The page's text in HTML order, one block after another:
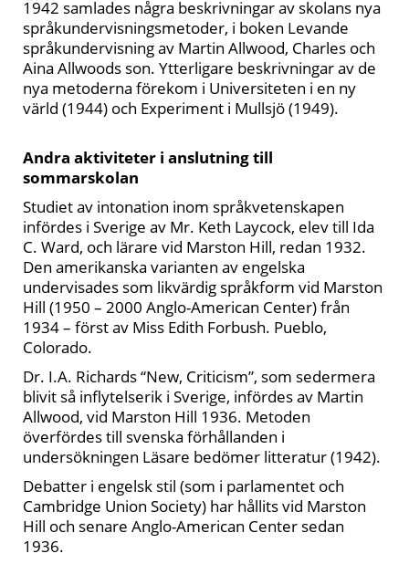
1942 samlades några beskrivningar av skolans nya
språkundervisningsmetoder, i boken Levande
språkundervisning av Martin Allwood, Charles och
Aina Allwoods son. Ytterligare beskrivningar av de
nya metoderna förekom i Universiteten i en ny
värld (1944) och Experiment i Mullsjö (1949).
Andra aktiviteter i anslutning till
sommarskolan
Studiet av intonation inom språkvetenskapen
infördes i Sverige av Mr. Keth Laycock, elev till Ida
C. Ward, och lärare vid Marston Hill, redan 1932.
Den amerikanska varianten av engelska
undervisades som likvärdig språkform vid Marston
Hill (1950 – 2000 Anglo-American Center) från
1934 – först av Miss Edith Forbush. Pueblo,
Colorado.
Dr. I.A. Richards “New, Criticism”, som sedermera
blivit så inflytelserik i Sverige, infördes av Martin
Allwood, vid Marston Hill 1936. Metoden
överfördes till svenska förhållanden i
undersökningen Läsare bedömer litteratur (1942).
Debatter i engelsk stil (som i parlamentet och
Cambridge Union Society) har hållits vid Marston
Hill och senare Anglo-American Center sedan
1936.